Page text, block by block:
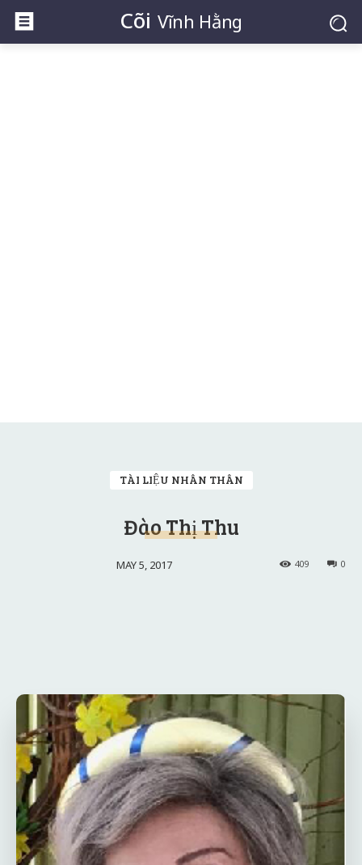
Cõi Vĩnh Hằng
TÀI LIỆU NHÂN THÂN
Đào Thị Thu
MAY 5, 2017 0
409